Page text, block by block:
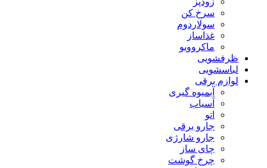
سرخ کن
سولاردوم
غذاساز
ماکروویو
ظرفشویی
لباسشویی
لوازم برقی
آبمیوه گیری
آسیاب
اتو
جارو برقی
جارو شارژی
چای ساز
چرخ گوشت